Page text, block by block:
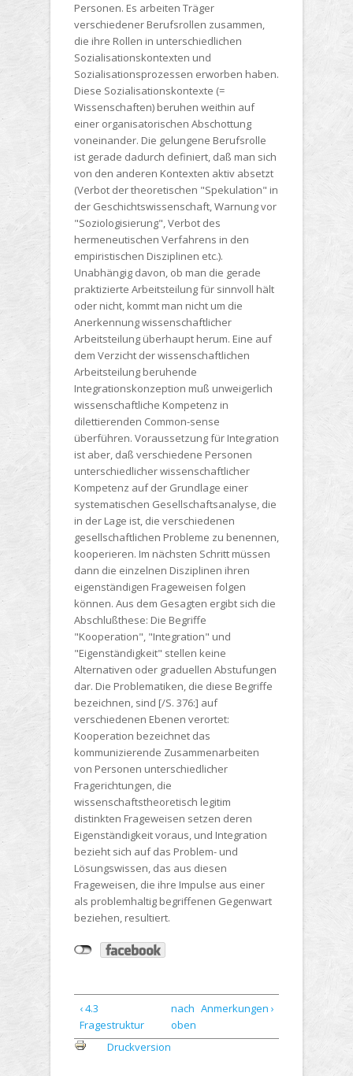
Personen. Es arbeiten Träger
verschiedener Berufsrollen zusammen,
die ihre Rollen in unterschiedlichen
Sozialisationskontexten und
Sozialisationsprozessen erworben haben.
Diese Sozialisationskontexte (=
Wissenschaften) beruhen weithin auf
einer organisatorischen Abschottung
voneinander. Die gelungene Berufsrolle
ist gerade dadurch definiert, daß man sich
von den anderen Kontexten aktiv absetzt
(Verbot der theoretischen "Spekulation" in
der Geschichtswissenschaft, Warnung vor
"Soziologisierung", Verbot des
hermeneutischen Verfahrens in den
empiristischen Disziplinen etc.).
Unabhängig davon, ob man die gerade
praktizierte Arbeitsteilung für sinnvoll hält
oder nicht, kommt man nicht um die
Anerkennung wissenschaftlicher
Arbeitsteilung überhaupt herum. Eine auf
dem Verzicht der wissenschaftlichen
Arbeitsteilung beruhende
Integrationskonzeption muß unweigerlich
wissenschaftliche Kompetenz in
dilettierenden Common-sense
überführen. Voraussetzung für Integration
ist aber, daß verschiedene Personen
unterschiedlicher wissenschaftlicher
Kompetenz auf der Grundlage einer
systematischen Gesellschaftsanalyse, die
in der Lage ist, die verschiedenen
gesellschaftlichen Probleme zu benennen,
kooperieren. Im nächsten Schritt müssen
dann die einzelnen Disziplinen ihren
eigenständigen Frageweisen folgen
können. Aus dem Gesagten ergibt sich die
Abschlußthese: Die Begriffe
"Kooperation", "Integration" und
"Eigenständigkeit" stellen keine
Alternativen oder graduellen Abstufungen
dar. Die Problematiken, die diese Begriffe
bezeichnen, sind [/S. 376:] auf
verschiedenen Ebenen verortet:
Kooperation bezeichnet das
kommunizierende Zusammenarbeiten
von Personen unterschiedlicher
Fragerichtungen, die
wissenschaftstheoretisch legitim
distinkten Frageweisen setzen deren
Eigenständigkeit voraus, und Integration
bezieht sich auf das Problem- und
Lösungswissen, das aus diesen
Frageweisen, die ihre Impulse aus einer
als problemhaltig begriffenen Gegenwart
beziehen, resultiert.
‹ 4.3
Fragestruktur
nach
oben
Anmerkungen ›
Druckversion